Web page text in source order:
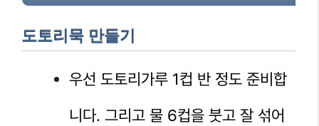
도토리묵 만들기
우선 도토리가루 1컵 반 정도 준비합
니다. 그리고 물 6컵을 붓고 잘 섞어